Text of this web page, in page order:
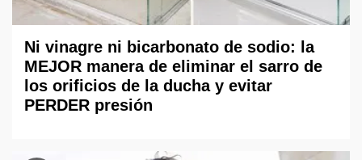
Ni vinagre ni bicarbonato de sodio: la
MEJOR manera de eliminar el sarro de
los orificios de la ducha y evitar
PERDER presión